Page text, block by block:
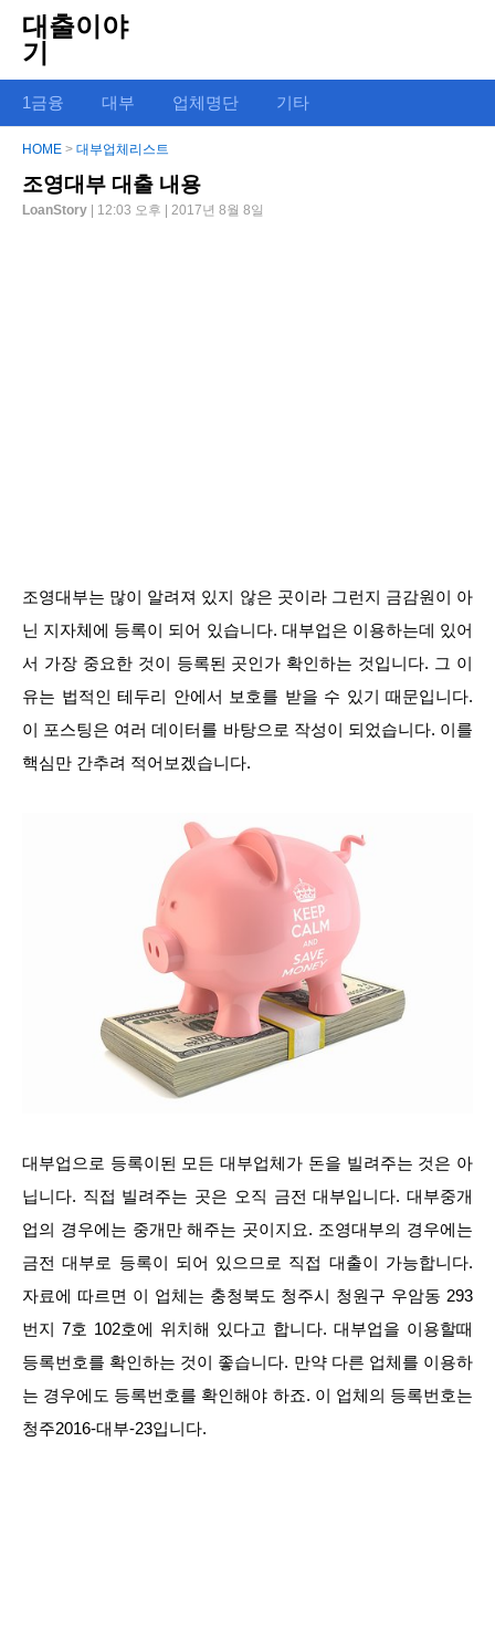
대출이야
기
1금융 대부 업체명단 기타
HOME > 대부업체리스트
조영대부 대출 내용
LoanStory | 12:03 오후 | 2017년 8월 8일
조영대부는 많이 알려져 있지 않은 곳이라 그런지 금감원이 아
닌 지자체에 등록이 되어 있습니다. 대부업은 이용하는데 있어
서 가장 중요한 것이 등록된 곳인가 확인하는 것입니다. 그 이
유는 법적인 테두리 안에서 보호를 받을 수 있기 때문입니다.
이 포스팅은 여러 데이터를 바탕으로 작성이 되었습니다. 이를
핵심만 간추려 적어보겠습니다.
대부업으로 등록이된 모든 대부업체가 돈을 빌려주는 것은 아
닙니다. 직접 빌려주는 곳은 오직 금전 대부입니다. 대부중개
업의 경우에는 중개만 해주는 곳이지요. 조영대부의 경우에는
금전 대부로 등록이 되어 있으므로 직접 대출이 가능합니다.
자료에 따르면 이 업체는 충청북도 청주시 청원구 우암동 293
번지 7호 102호에 위치해 있다고 합니다. 대부업을 이용할때
등록번호를 확인하는 것이 좋습니다. 만약 다른 업체를 이용하
는 경우에도 등록번호를 확인해야 하죠. 이 업체의 등록번호는
청주2016-대부-23입니다.